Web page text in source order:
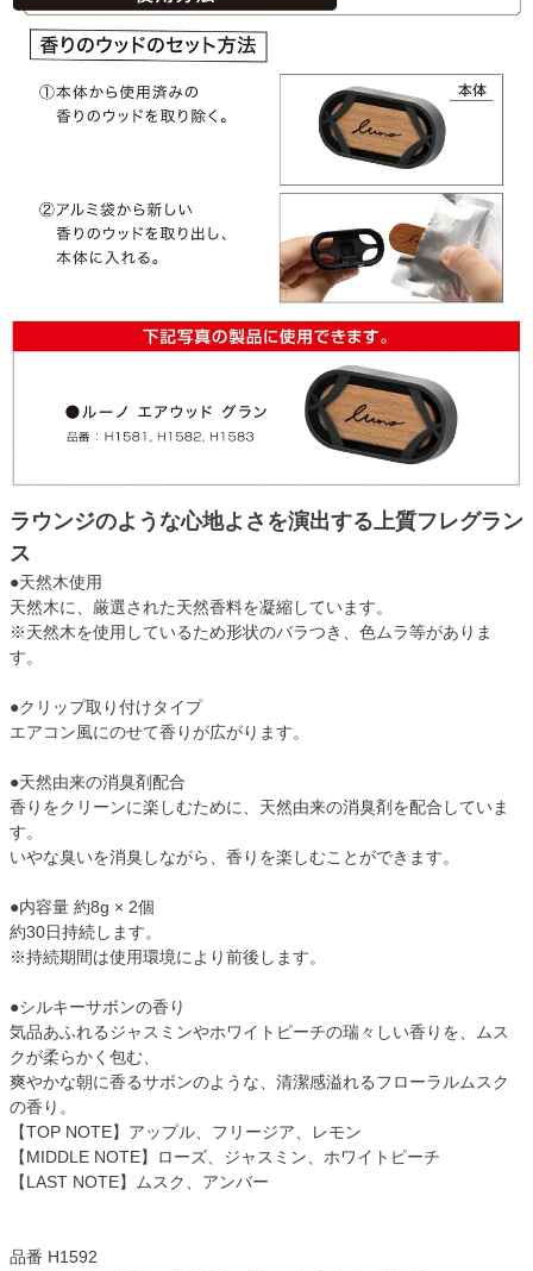
ラウンジのような心地よさを演出する上質フレグラン
ス
●天然木使用
天然木に、厳選された天然香料を凝縮しています。
※天然木を使用しているため形状のバラつき、色ムラ等がありま
す。
●クリップ取り付けタイプ
エアコン風にのせて香りが広がります。
●天然由来の消臭剤配合
香りをクリーンに楽しむために、天然由来の消臭剤を配合していま
す。
いやな臭いを消臭しながら、香りを楽しむことができます。
●内容量 約8g × 2個
約30日持続します。
※持続期間は使用環境により前後します。
●シルキーサボンの香り
気品あふれるジャスミンやホワイトピーチの瑞々しい香りを、ムス
クが柔らかく包む、
爽やかな朝に香るサボンのような、清潔感溢れるフローラルムスク
の香り。
【TOP NOTE】アップル、フリージア、レモン
【MIDDLE NOTE】ローズ、ジャスミン、ホワイトピーチ
【LAST NOTE】ムスク、アンバー
品番 H1592